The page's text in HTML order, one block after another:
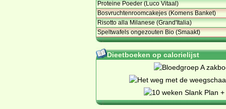
Proteine Poeder (Luco Vitaal)
Bosvruchtenroomcakejes (Komens Banket)
Risotto alla Milanese (Grand'Italia)
Speltwafels ongezouten Bio (Smaakt)
Dieetboeken op calorielijst